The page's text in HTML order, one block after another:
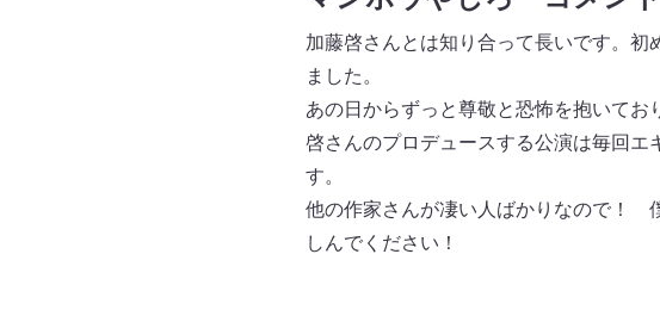
加藤啓さんとは知り合って長いです。初
ました。
あの日からずっと尊敬と恐怖を抱いてお
啓さんのプロデュースする公演は毎回
す。
他の作家さんが凄い人ばかりなので！
しんでください！